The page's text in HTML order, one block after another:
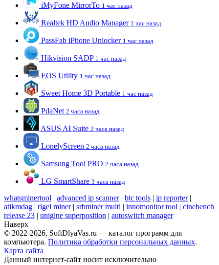
iMyFone MirrorTo 1 час назад
Realtek HD Audio Manager 1 час назад
PassFab iPhone Unlocker 1 час назад
Hikvision SADP 1 час назад
EOS Utility 1 час назад
Sweet Home 3D Portable 1 час назад
PdaNet 2 часа назад
ASUS AI Suite 2 часа назад
LonelyScreen 2 часа назад
Samsung Tool PRO 2 часа назад
LG SmartShare 3 часа назад
whatsminertool | advanced ip scanner| btc tools | ip reporter|
atikmdag | rigel miner| srbminer multi | innomonitor tool | cinebench
release 23 | unigine superposition | autoswitch manager
Наверх
© 2022-2026, SoftDlyaVas.ru — каталог программ для
компьютера. Политика обработки персональных данных.
Карта сайта
Данный интернет-сайт носит исключительно